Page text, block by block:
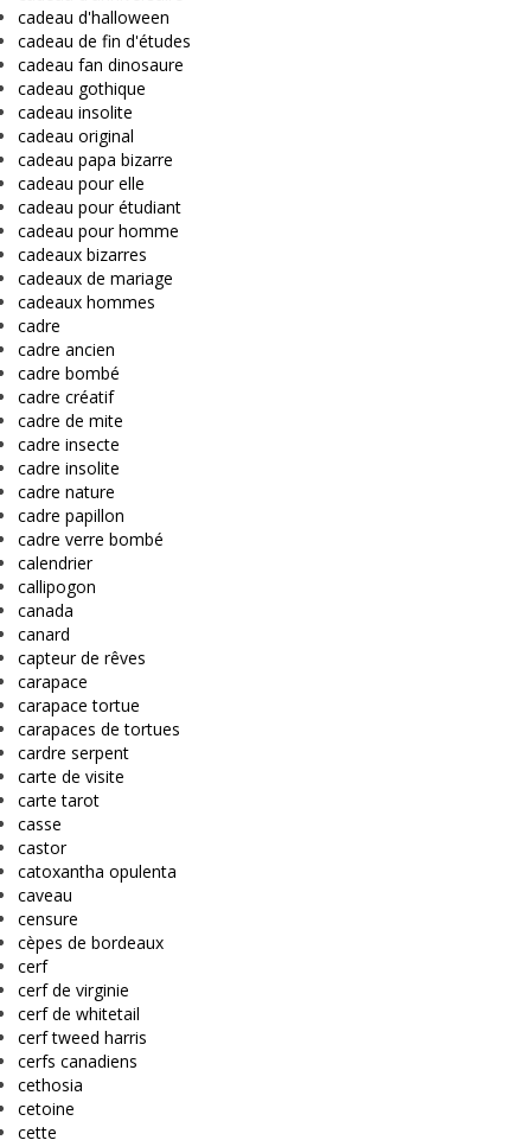
cadeau d'halloween
cadeau de fin d'études
cadeau fan dinosaure
cadeau gothique
cadeau insolite
cadeau original
cadeau papa bizarre
cadeau pour elle
cadeau pour étudiant
cadeau pour homme
cadeaux bizarres
cadeaux de mariage
cadeaux hommes
cadre
cadre ancien
cadre bombé
cadre créatif
cadre de mite
cadre insecte
cadre insolite
cadre nature
cadre papillon
cadre verre bombé
calendrier
callipogon
canada
canard
capteur de rêves
carapace
carapace tortue
carapaces de tortues
cardre serpent
carte de visite
carte tarot
casse
castor
catoxantha opulenta
caveau
censure
cèpes de bordeaux
cerf
cerf de virginie
cerf de whitetail
cerf tweed harris
cerfs canadiens
cethosia
cetoine
cette